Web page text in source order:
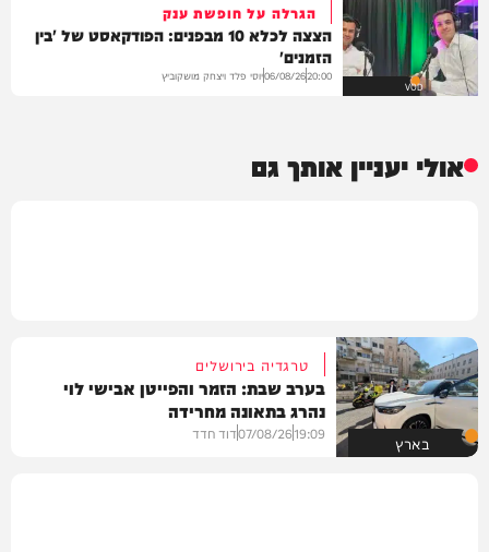
VOD
הגרלה על חופשת ענק
הצצה לכלא 10 מבפנים: הפודקאסט של 'בין
הזמנים'
20:00
06/08/26יוסי פלד ויצחק מושקוביץ
אולי יעניין אותך גם
בארץ
טרגדיה בירושלים
בערב שבת: הזמר והפייטן אבישי לוי
נהרג בתאונה מחרידה
19:09
07/08/26דוד חדד